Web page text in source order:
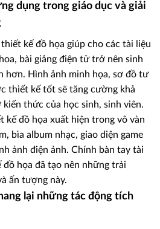
dụng trong giáo dục và giải
kế đồ họa giúp cho các tài liệu
bài giảng điện tử trở nên sinh
hơn. Hình ảnh minh họa, sơ đồ tư
thiết kế tốt sẽ tăng cường khả
thức của học sinh, sinh viên.
kế đồ họa xuất hiện trong vô vàn
bìa album nhạc, giao diện game
ảnh điện ảnh. Chính bàn tay tài
đồ họa đã tạo nên những trải
ấn tượng này.
lại những tác động tích